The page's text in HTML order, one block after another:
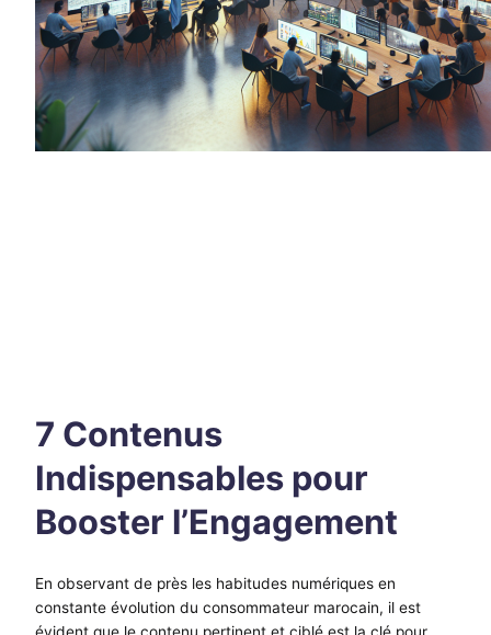
7 Contenus
Indispensables pour
Booster l’Engagement
En observant de près les habitudes numériques en
constante évolution du consommateur marocain, il est